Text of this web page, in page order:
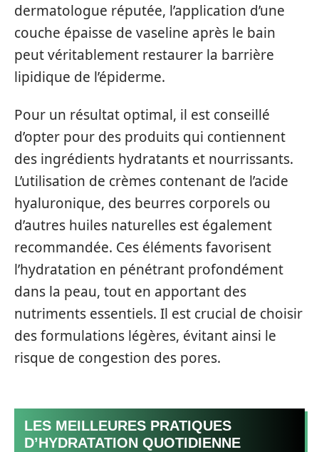
dermatologue réputée, l’application d’une
couche épaisse de vaseline après le bain
peut véritablement restaurer la barrière
lipidique de l’épiderme.
Pour un résultat optimal, il est conseillé
d’opter pour des produits qui contiennent
des ingrédients hydratants et nourrissants.
L’utilisation de crèmes contenant de l’acide
hyaluronique, des beurres corporels ou
d’autres huiles naturelles est également
recommandée. Ces éléments favorisent
l’hydratation en pénétrant profondément
dans la peau, tout en apportant des
nutriments essentiels. Il est crucial de choisir
des formulations légères, évitant ainsi le
risque de congestion des pores.
LES MEILLEURES PRATIQUES
D’HYDRATATION QUOTIDIENNE